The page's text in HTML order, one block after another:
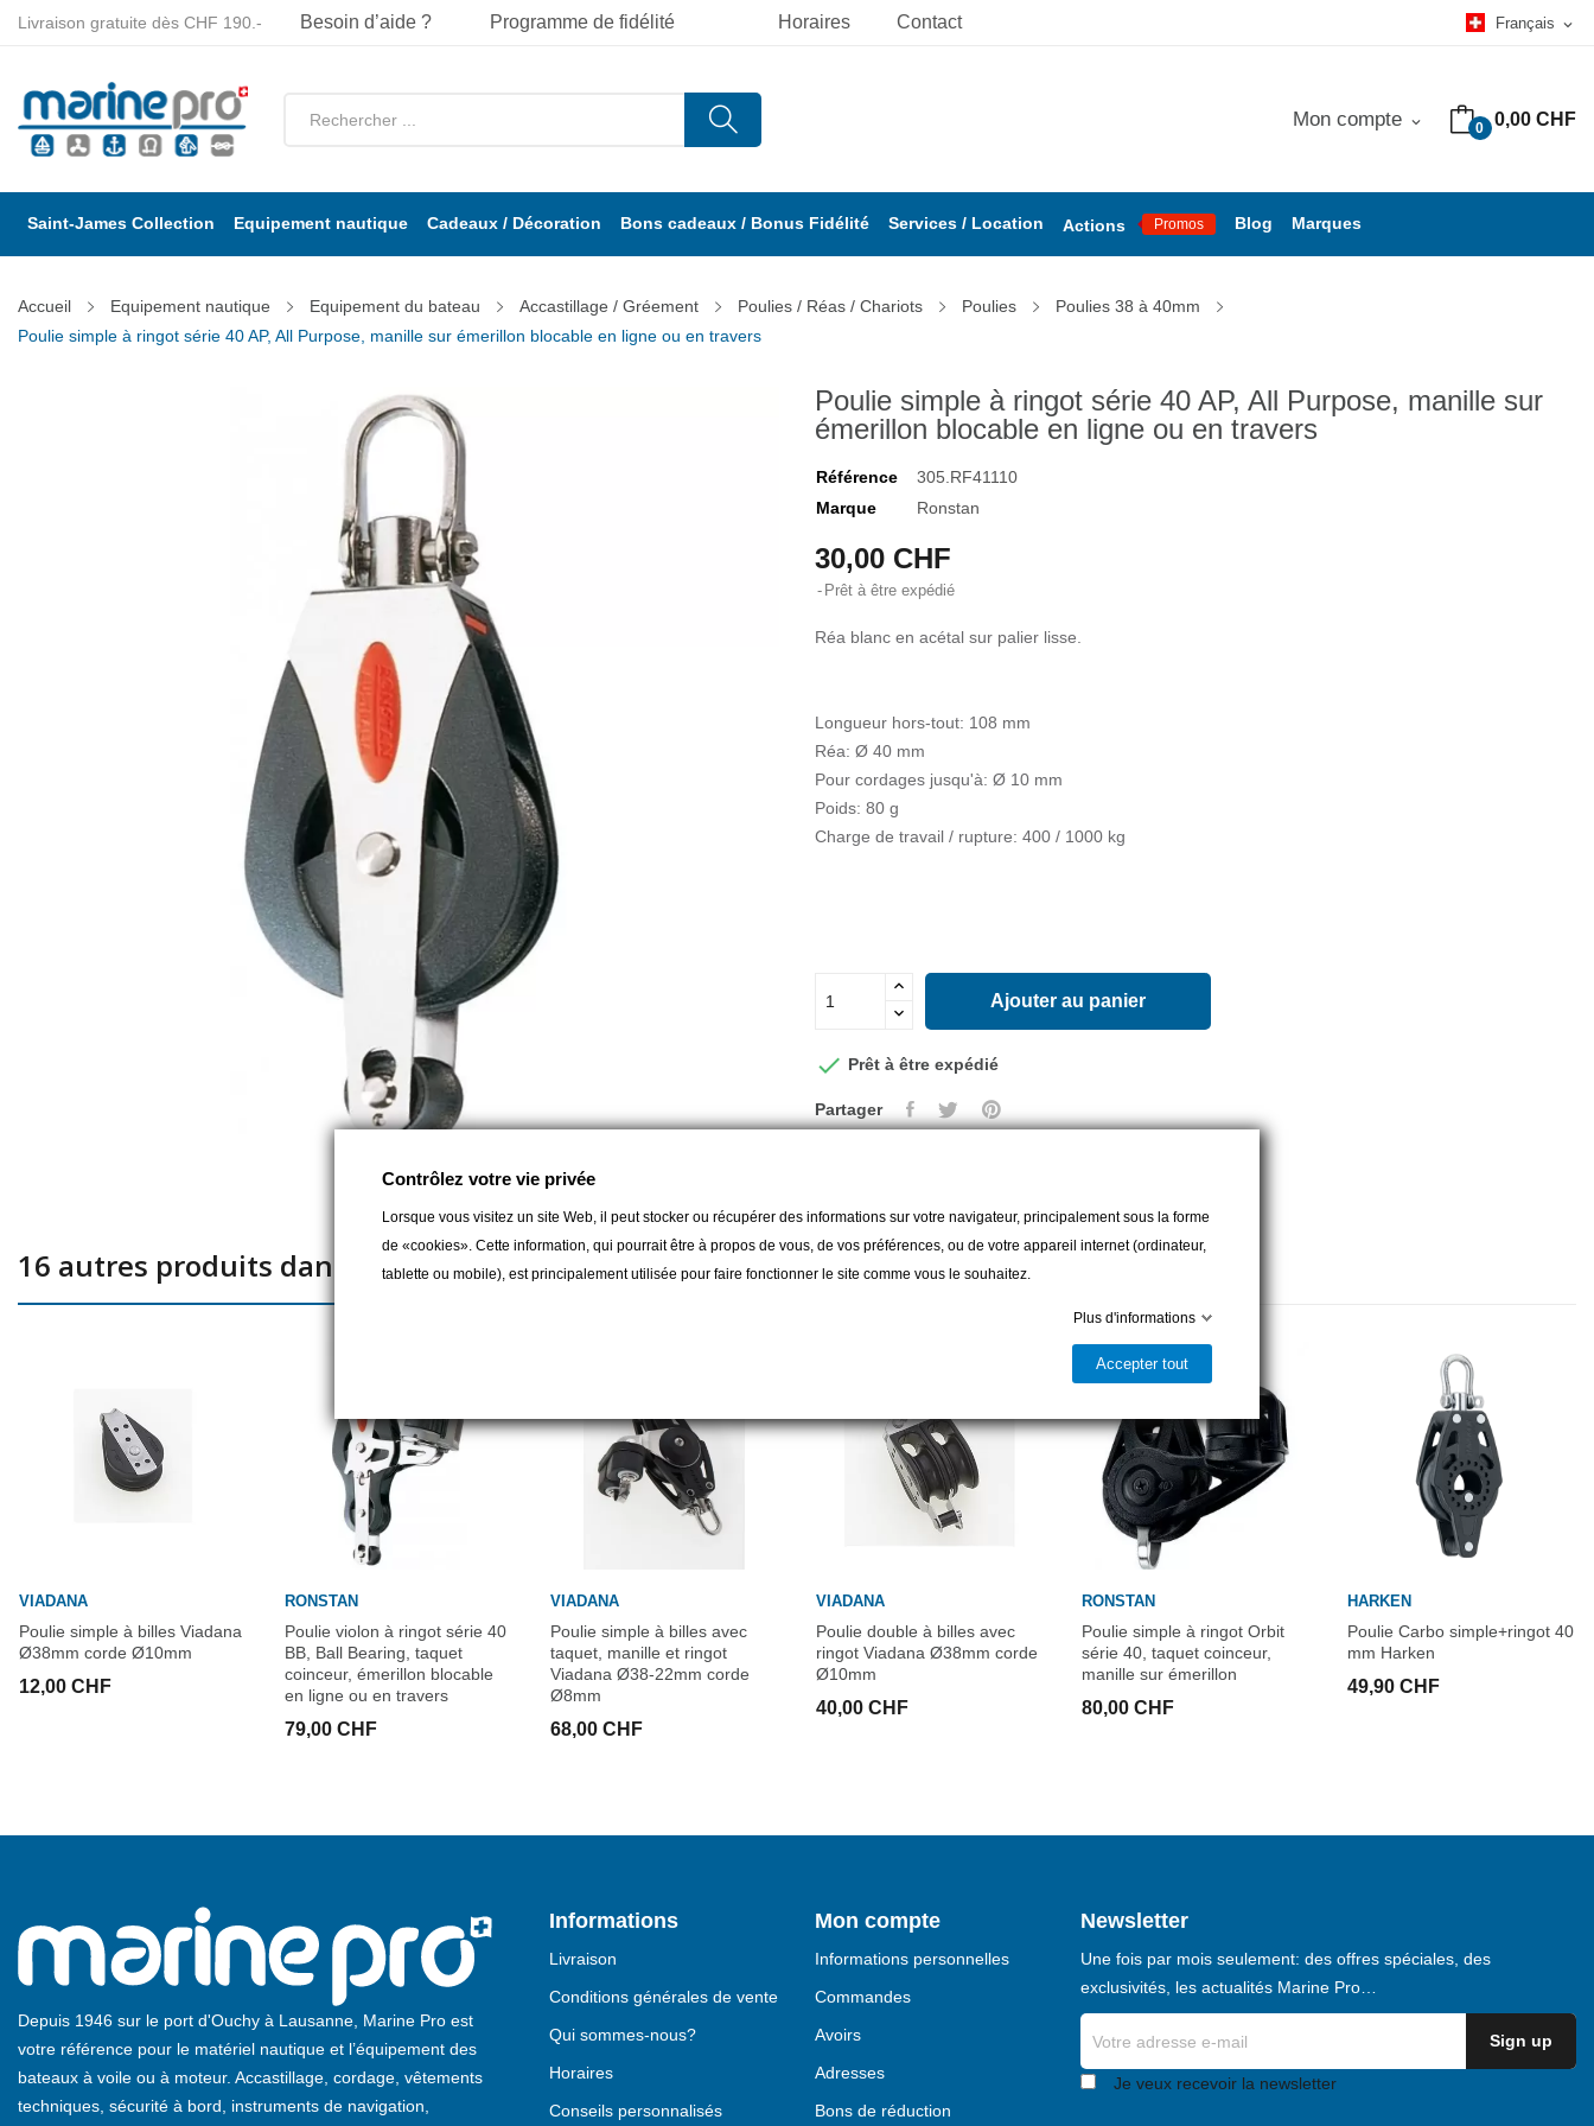
Horaires Contact Français expand_more
Livraison gratuite dès CHF 190.- Besoin d’aide ? Programme de fidélité
0 0,00 CHF
Mon compte expand_more
Saint-James Collection Equipement nautique Cadeaux / Décoration Bons cadeaux / Bonus Fidélité Services / Location Actions Promos Blog Marques
Accueil Equipement nautique Equipement du bateau Accastillage / Gréement Poulies / Réas / Chariots Poulies
Poulies 38 à 40mm
Poulie simple à ringot série 40 AP, All Purpose, manille sur émerillon blocable en ligne ou en travers
Poulie simple à ringot série 40 AP, All Purpose, manille sur
émerillon blocable en ligne ou en travers
Référence
305.RF41110
Marque
Ronstan
30,00 CHF
Prêt à être expédié
Réa blanc en acétal sur palier lisse.
Longueur hors-tout: 108 mm
Réa: Ø 40 mm
Pour cordages jusqu'à: Ø 10 mm
Poids: 80 g
Charge de travail / rupture: 400 / 1000 kg
Ajouter au panier
 Prêt à être expédié
Partager
16 autres produits dans la même catégorie :
VIADANA
Poulie simple à billes Viadana
Ø38mm corde Ø10mm
12,00 CHF
RONSTAN
Poulie violon à ringot série 40
BB, Ball Bearing, taquet
coinceur, émerillon blocable
en ligne ou en travers
79,00 CHF
VIADANA
Poulie simple à billes avec
taquet, manille et ringot
Viadana Ø38-22mm corde
Ø8mm
68,00 CHF
VIADANA
Poulie double à billes avec
ringot Viadana Ø38mm corde
Ø10mm
40,00 CHF
RONSTAN
Poulie simple à ringot Orbit
série 40, taquet coinceur,
manille sur émerillon
80,00 CHF
HARKEN
Poulie Carbo simple+ringot 40
mm Harken
49,90 CHF
Depuis 1946 sur le port d'Ouchy à Lausanne, Marine Pro est
votre référence pour le matériel nautique et l’équipement des
bateaux à voile ou à moteur. Accastillage, cordage, vêtements
techniques, sécurité à bord, instruments de navigation,
Informations
Livraison
Conditions générales de vente
Qui sommes-nous?
Horaires
Conseils personnalisés
Mon compte
Informations personnelles
Commandes
Avoirs
Adresses
Bons de réduction
Newsletter
Une fois par mois seulement: des offres spéciales, des
exclusivités, les actualités Marine Pro…
Je veux recevoir la newsletter
Contrôlez votre vie privée
Lorsque vous visitez un site Web, il peut stocker ou récupérer des informations sur votre navigateur, principalement sous la forme
de «cookies». Cette information, qui pourrait être à propos de vous, de vos préférences, ou de votre appareil internet (ordinateur,
tablette ou mobile), est principalement utilisée pour faire fonctionner le site comme vous le souhaitez.
Plus d'informations
Accepter tout